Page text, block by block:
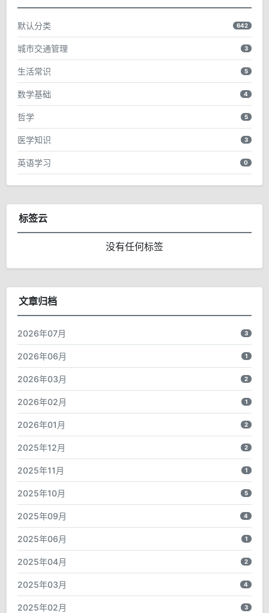
默认分类 642
城市交通管理 3
生活常识 5
数学基础 4
哲学 5
医学知识 3
英语学习 0
标签云
没有任何标签
文章归档
2026年07月 3
2026年06月 1
2026年03月 2
2026年02月 1
2026年01月 2
2025年12月 2
2025年11月 1
2025年10月 5
2025年09月 4
2025年06月 1
2025年04月 2
2025年03月 4
2025年02月 3